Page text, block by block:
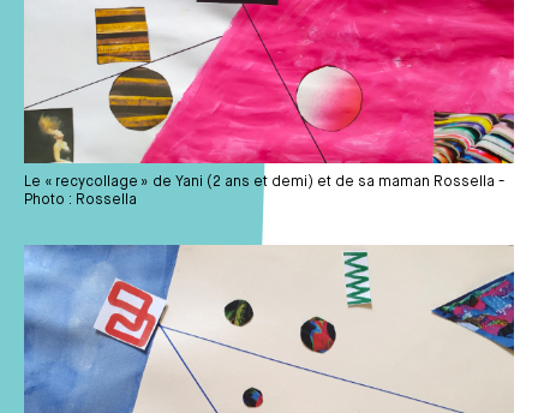
Le « recycollage » de Yani (2 ans et demi) et de sa maman Rossella -
Photo : Rossella
Média